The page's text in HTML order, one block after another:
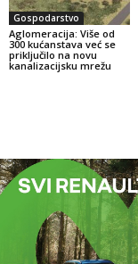
Gospodarstvo
Aglomeracija: Više od
300 kućanstava već se
priključilo na novu
kanalizacijsku mrežu